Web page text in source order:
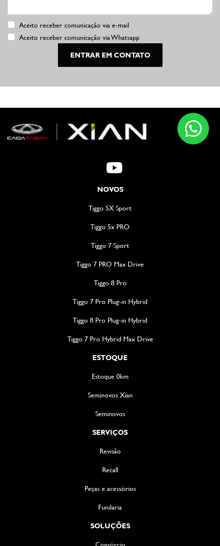
Aceito receber comunicação via e-mail
Aceito receber comunicação via Whatsapp
ENTRAR EM CONTATO
NOVOS
Tiggo 5X Sport
Tiggo 5x PRO
Tiggo 7 Sport
Tiggo 7 PRO Max Drive
Tiggo 8 Pro
Tiggo 7 Pro Plug-in Hybrid
Tiggo 8 Pro Plug-in Hybrid
Tiggo 7 Pro Hybrid Max Drive
ESTOQUE
Estoque 0km
Seminovos Xian
Seminovos
SERVIÇOS
Revisão
Recall
Peças e acessórios
Funilaria
SOLUÇÕES